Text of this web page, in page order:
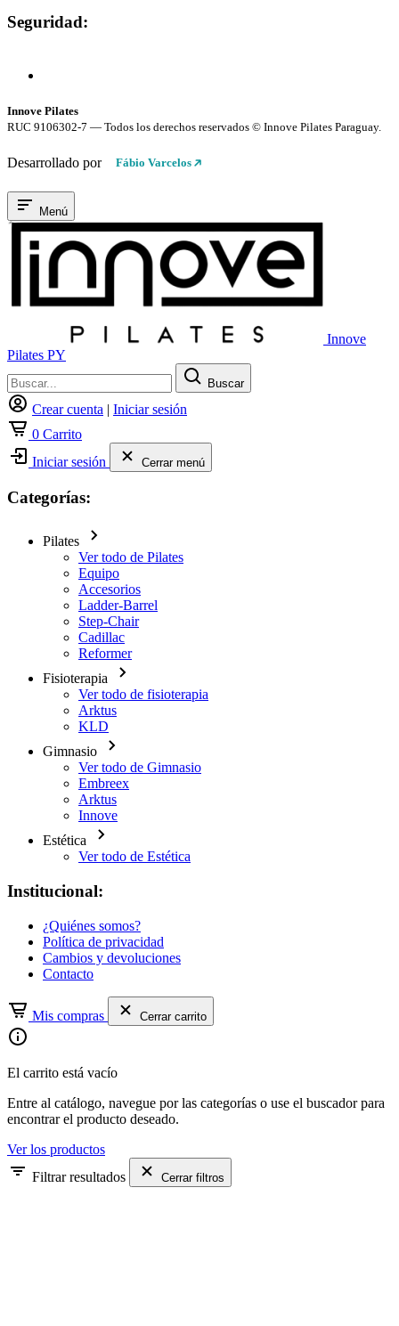
Seguridad:
Innove Pilates
RUC 9106302-7 — Todos los derechos reservados © Innove Pilates Paraguay.
Desarrollado por Fábio Varcelos
Menú
Innove
Pilates PY
Buscar
Crear cuenta | Iniciar sesión
0 Carrito
Iniciar sesión
Cerrar menú
Categorías:
Pilates
Ver todo de Pilates
Equipo
Accesorios
Ladder-Barrel
Step-Chair
Cadillac
Reformer
Fisioterapia
Ver todo de fisioterapia
Arktus
KLD
Gimnasio
Ver todo de Gimnasio
Embreex
Arktus
Innove
Estética
Ver todo de Estética
Institucional:
¿Quiénes somos?
Política de privacidad
Cambios y devoluciones
Contacto
Mis compras Cerrar carrito
El carrito está vacío
Entre al catálogo, navegue por las categorías o use el buscador para
encontrar el producto deseado.
Ver los productos
Filtrar resultados
Cerrar filtros